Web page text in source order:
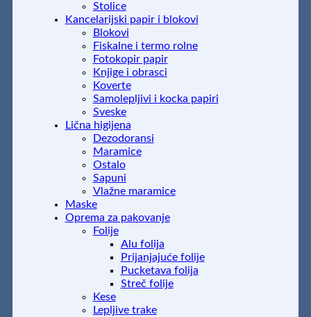
Stolice
Kancelarijski papir i blokovi
Blokovi
Fiskalne i termo rolne
Fotokopir papir
Knjige i obrasci
Koverte
Samolepljivi i kocka papiri
Sveske
Lična higijena
Dezodoransi
Maramice
Ostalo
Sapuni
Vlažne maramice
Maske
Oprema za pakovanje
Folije
Alu folija
Prijanjajuće folije
Pucketava folija
Streč folije
Kese
Lepljive trake